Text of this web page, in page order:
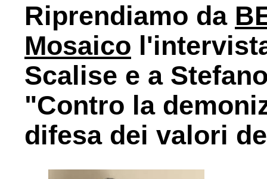
Riprendiamo da
Mosaico
Scalise e a
"Contro la
difesa dei valori